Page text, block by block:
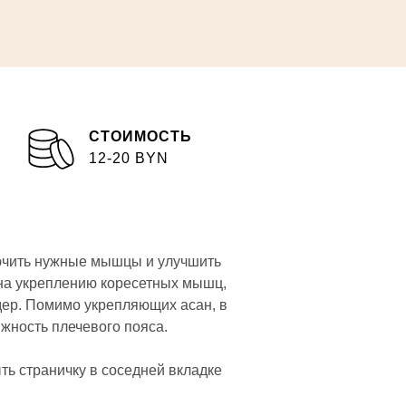
СТОИМОСТЬ
12-20 BYN
нужные мышцы и улучшить
укреплению коресетных мышц,
Помимо укрепляющих асан, в
плечевого пояса.
страничку в соседней вкладке